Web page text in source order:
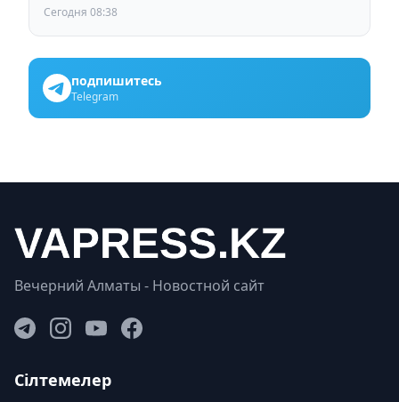
Сегодня 08:38
подпишитесь
Telegram
Вечерний Алматы - Новостной сайт
Сілтемелер